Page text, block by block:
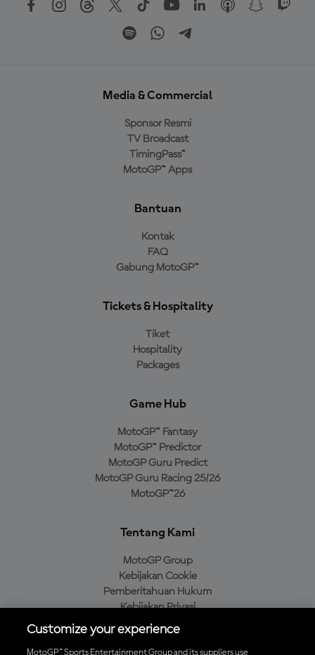
Media & Commercial
Sponsor Resmi
TV Broadcast
TimingPass™
MotoGP™ Apps
Bantuan
Kontak
FAQ
Gabung MotoGP™
Tickets & Hospitality
Tiket
Hospitality
Packages
Game Hub
MotoGP™ Fantasy
MotoGP™ Predictor
MotoGP Guru Predict
MotoGP Guru Racing 25/26
MotoGP™26
Tentang Kami
MotoGP Group
Kebijakan Cookie
Pemberitahuan Hukum
Kebijakan Privasi
Kebijakan Pembelian
Customize your experience
MotoGP™ Sports Entertainment Group and its suppliers use